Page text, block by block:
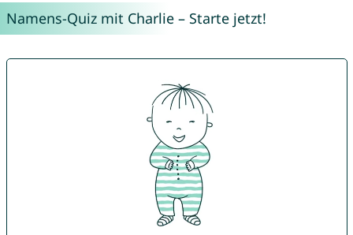
Namens-Quiz mit Charlie – Starte jetzt!